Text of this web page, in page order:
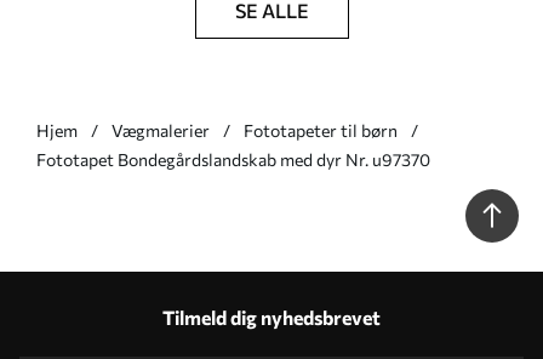
SE ALLE
Hjem Vægmalerier
Fototapeter til børn
Fototapet Bondegårdslandskab med dyr Nr. u97370
Tilmeld dig nyhedsbrevet